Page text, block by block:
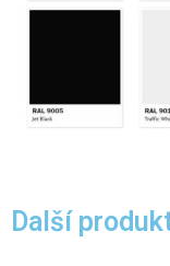
Další